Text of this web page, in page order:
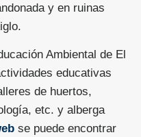
y en ruinas
Ambiental de El
educativas
de huertos,
etc. y alberga
se puede encontrar